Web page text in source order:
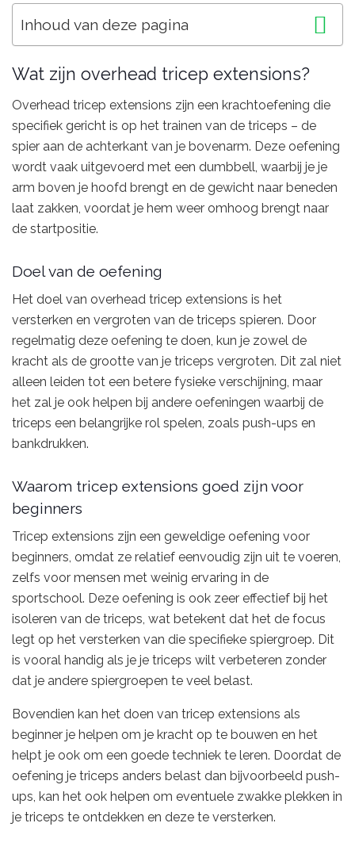
Inhoud van deze pagina
Wat zijn overhead tricep extensions?
Overhead tricep extensions zijn een krachtoefening die
specifiek gericht is op het trainen van de triceps – de
spier aan de achterkant van je bovenarm. Deze oefening
wordt vaak uitgevoerd met een dumbbell, waarbij je je
arm boven je hoofd brengt en de gewicht naar beneden
laat zakken, voordat je hem weer omhoog brengt naar
de startpositie.
Doel van de oefening
Het doel van overhead tricep extensions is het
versterken en vergroten van de triceps spieren. Door
regelmatig deze oefening te doen, kun je zowel de
kracht als de grootte van je triceps vergroten. Dit zal niet
alleen leiden tot een betere fysieke verschijning, maar
het zal je ook helpen bij andere oefeningen waarbij de
triceps een belangrijke rol spelen, zoals push-ups en
bankdrukken.
Waarom tricep extensions goed zijn voor
beginners
Tricep extensions zijn een geweldige oefening voor
beginners, omdat ze relatief eenvoudig zijn uit te voeren,
zelfs voor mensen met weinig ervaring in de
sportschool. Deze oefening is ook zeer effectief bij het
isoleren van de triceps, wat betekent dat het de focus
legt op het versterken van die specifieke spiergroep. Dit
is vooral handig als je je triceps wilt verbeteren zonder
dat je andere spiergroepen te veel belast.
Bovendien kan het doen van tricep extensions als
beginner je helpen om je kracht op te bouwen en het
helpt je ook om een goede techniek te leren. Doordat de
oefening je triceps anders belast dan bijvoorbeeld push-
ups, kan het ook helpen om eventuele zwakke plekken in
je triceps te ontdekken en deze te versterken.